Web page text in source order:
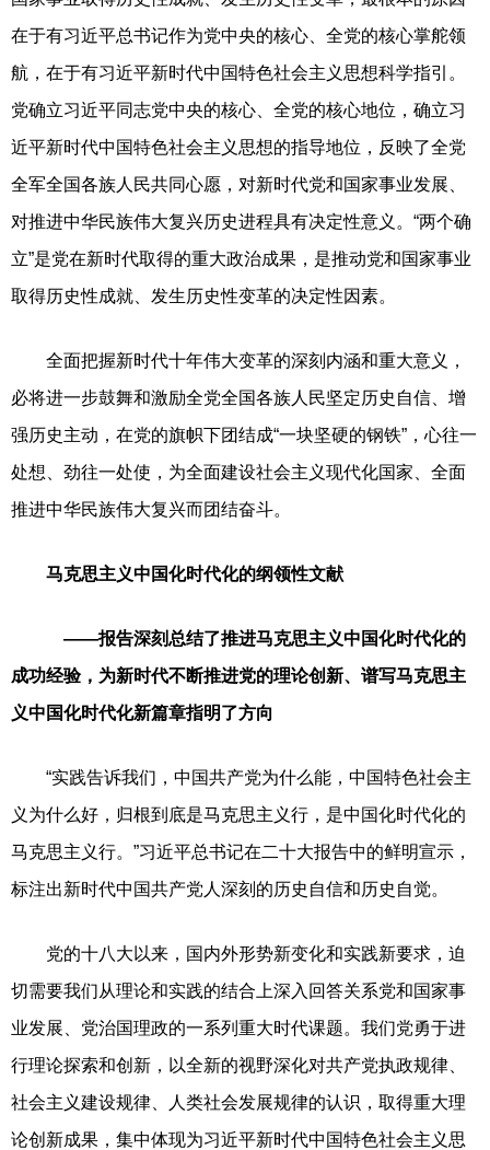
在于有习近平总书记作为党中央的核心、全党的核心掌舵领
航，在于有习近平新时代中国特色社会主义思想科学指引。
党确立习近平同志党中央的核心、全党的核心地位，确立习
近平新时代中国特色社会主义思想的指导地位，反映了全党
全军全国各族人民共同心愿，对新时代党和国家事业发展、
对推进中华民族伟大复兴历史进程具有决定性意义。“两个确
立”是党在新时代取得的重大政治成果，是推动党和国家事业
取得历史性成就、发生历史性变革的决定性因素。
全面把握新时代十年伟大变革的深刻内涵和重大意义，
必将进一步鼓舞和激励全党全国各族人民坚定历史自信、增
强历史主动，在党的旗帜下团结成“一块坚硬的钢铁”，心往一
处想、劲往一处使，为全面建设社会主义现代化国家、全面
推进中华民族伟大复兴而团结奋斗。
马克思主义中国化时代化的纲领性文献
——报告深刻总结了推进马克思主义中国化时代化的
成功经验，为新时代不断推进党的理论创新、谱写马克思主
义中国化时代化新篇章指明了方向
“实践告诉我们，中国共产党为什么能，中国特色社会主
义为什么好，归根到底是马克思主义行，是中国化时代化的
马克思主义行。”习近平总书记在二十大报告中的鲜明宣示，
标注出新时代中国共产党人深刻的历史自信和历史自觉。
党的十八大以来，国内外形势新变化和实践新要求，迫
切需要我们从理论和实践的结合上深入回答关系党和国家事
业发展、党治国理政的一系列重大时代课题。我们党勇于进
行理论探索和创新，以全新的视野深化对共产党执政规律、
社会主义建设规律、人类社会发展规律的认识，取得重大理
论创新成果，集中体现为习近平新时代中国特色社会主义思